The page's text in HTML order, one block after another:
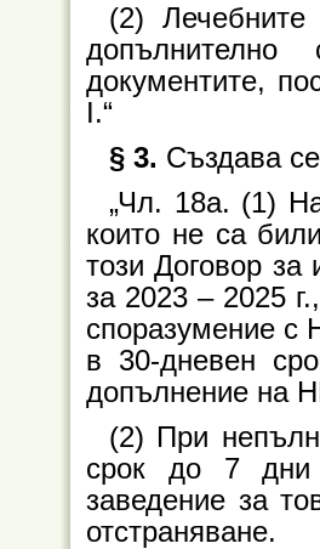
(2) Лечебните
допълнително
документите,
І.“
§ 3. Създава
„Чл. 18а. (1)
които не са
този Договор
за 2023 – 2025
споразумение с
в 30-дневен
допълнение на
(2) При
срок до 7 дни
заведение за
отстраняване.